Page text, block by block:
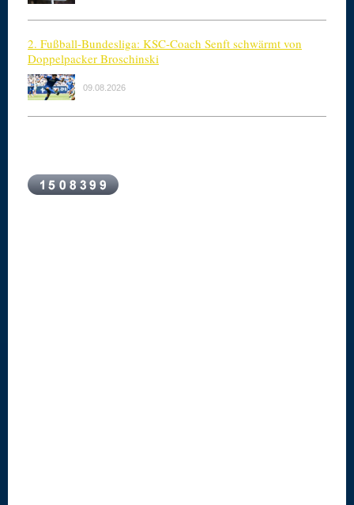
2. Fußball-Bundesliga: KSC-Coach Senft schwärmt von
Doppelpacker Broschinski
09.08.2026